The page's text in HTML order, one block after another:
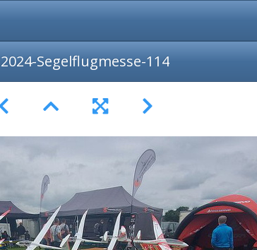
2024-Segelflugmesse-114